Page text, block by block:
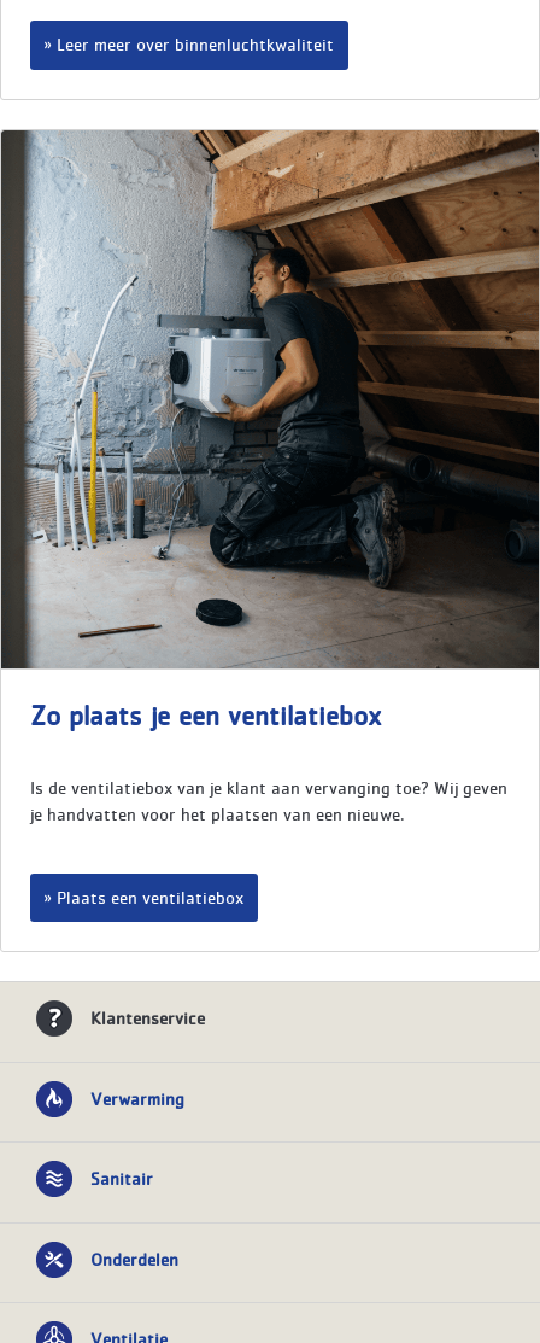
Leer meer over binnenluchtkwaliteit
Zo plaats je een ventilatiebox
Is de ventilatiebox van je klant aan vervanging toe? Wij geven
je handvatten voor het plaatsen van een nieuwe.
Plaats een ventilatiebox
Klantenservice
Verwarming
Sanitair
Onderdelen